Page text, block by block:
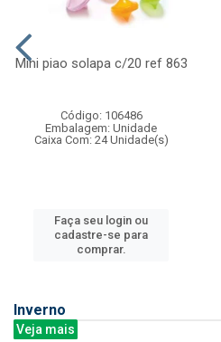
Mini piao solapa c/20 ref 863
Código: 106486
Embalagem: Unidade
Caixa Com: 24 Unidade(s)
Faça seu login ou
cadastre-se para
comprar.
Inverno
Veja mais